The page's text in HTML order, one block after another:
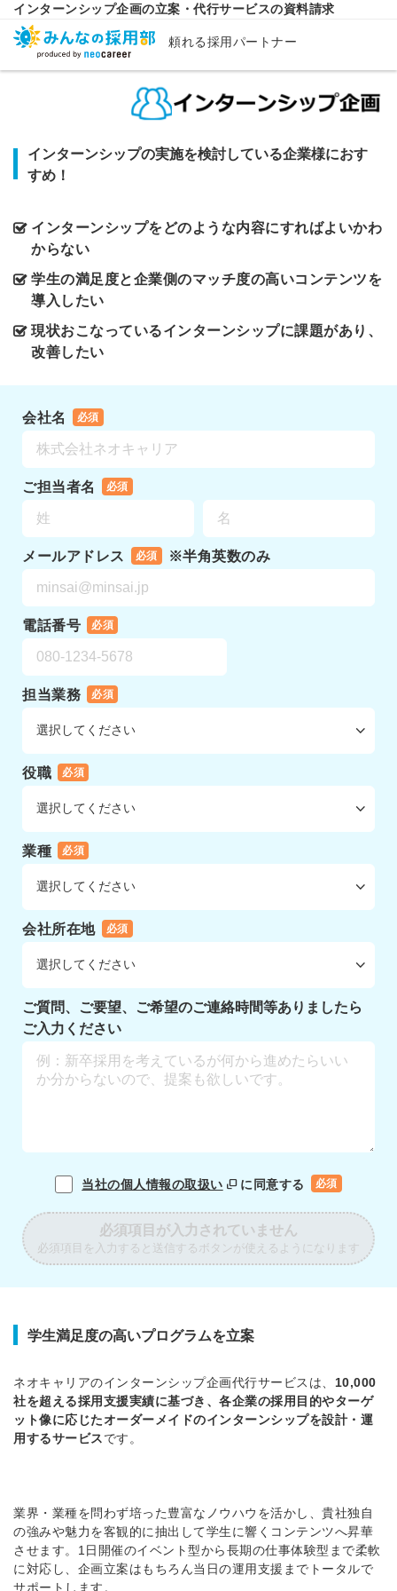
インターンシップ企画の立案・代行サービスの資料請求
頼れる採用パートナー
インターンシップの実施を検討している企業様におす
すめ！
インターンシップをどのような内容にすればよいかわ
からない
学生の満足度と企業側のマッチ度の高いコンテンツを
導入したい
現状おこなっているインターンシップに課題があり、
改善したい
会社名 必須
ご担当者名 必須
メールアドレス 必須 ※半角英数のみ
電話番号 必須
担当業務 必須
役職 必須
業種 必須
会社所在地 必須
ご質問、ご要望、ご希望のご連絡時間等ありましたら
ご入力ください
当社の個人情報の取扱い に同意する 必須
必須項目が入力されていません
必須項目を入力すると送信するボタンが使えるようになります
学生満足度の高いプログラムを立案
ネオキャリアのインターンシップ企画代行サービスは、 10,000
社を超える採用支援実績に基づき、各企業の採用目的やターゲ
ット像に応じたオーダーメイドのインターンシップを設計・運
用するサービスです。
業界・業種を問わず培った豊富なノウハウを活かし、貴社独自
の強みや魅力を客観的に抽出して学生に響くコンテンツへ昇華
させます。1日開催のイベント型から長期の仕事体験型まで柔軟
に対応し、企画立案はもちろん当日の運用支援までトータルで
サポートします。